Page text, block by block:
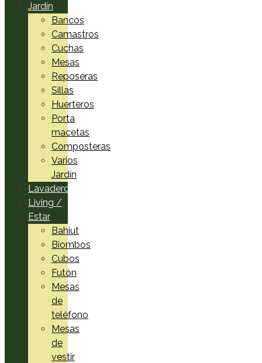
Jardín
Bancos
Camastros
Cuchas
Mesas
Reposeras
Sillas
Huerteros
Porta
macetas
Composteras
Varios
Jardín
Lavadero
Living /
Estar
Bahiut
Biombos
Cubos
Futón
Mesas
de
teléfono
Mesas
de
vestir